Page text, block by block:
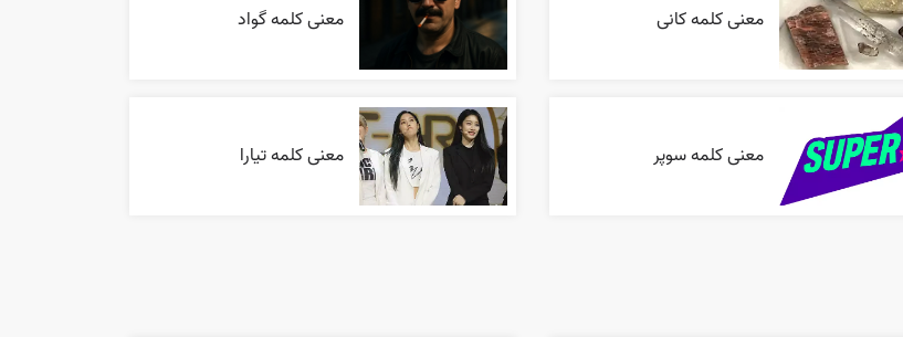
معنی کلمه کانی معنی کلمه گواد
معنی کلمه سوپر معنی کلمه تیارا